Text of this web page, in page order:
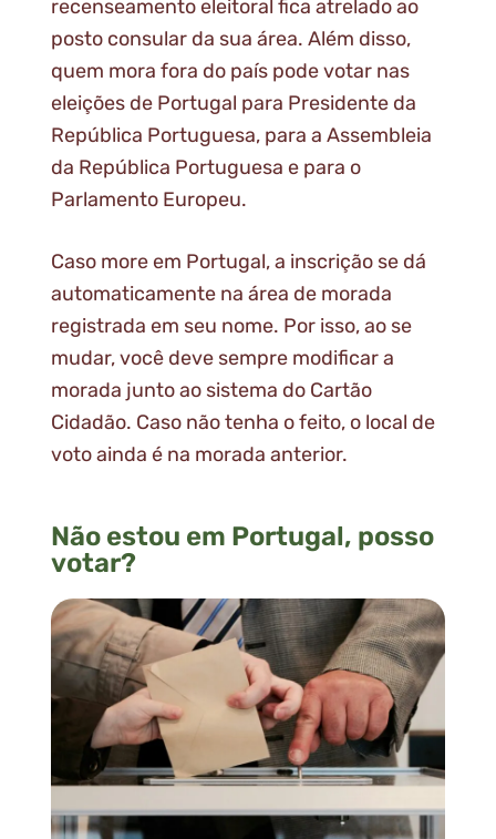
recenseamento eleitoral fica atrelado ao
posto consular da sua área. Além disso,
quem mora fora do país pode votar nas
eleições de Portugal para Presidente da
República Portuguesa, para a Assembleia
da República Portuguesa e para o
Parlamento Europeu.
Caso more em Portugal, a inscrição se dá
automaticamente na área de morada
registrada em seu nome. Por isso, ao se
mudar, você deve sempre modificar a
morada junto ao sistema do Cartão
Cidadão. Caso não tenha o feito, o local de
voto ainda é na morada anterior.
Não estou em Portugal, posso
votar?